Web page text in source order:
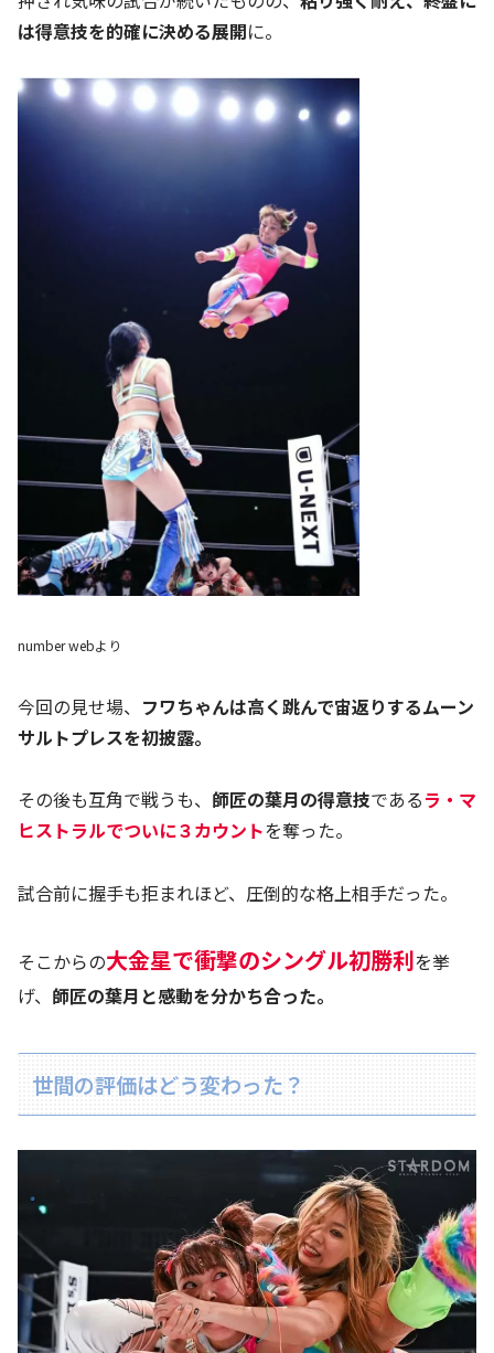
は得意技を的確に決める展開に。
number webより
今回の見せ場、 フワちゃんは高く跳んで宙返りするムーン
サルトプレスを初披露。
その後も互角で戦うも、 師匠の葉月の得意技であるラ・マ
ヒストラルでついに３カウントを奪った。
試合前に握手も拒まれほど、圧倒的な格上相手だった。
そこからの大金星で衝撃のシングル初勝利を挙
げ、 師匠の葉月と感動を分かち合った。
世間の評価はどう変わった？